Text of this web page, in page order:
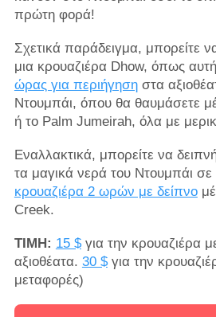
πρώτη φορά!
Σχετικά παράδειγμα, μπορείτε
μια κρουαζιέρα Dhow, όπως
ώρας για περιήγησηστα
Ντουμπάι, όπου θα θαυμάσετε
ή το Palm Jumeirah, όλα με
Εναλλακτικά, μπορείτε να
τα μαγικά νερά του Ντουμπάι σε
κρουαζιέρα 2 ωρών με δείπνο
Creek.
ΤΙΜΗ: 15 $για την κρουαζιέρα
αξιοθέατα. 30 $για την
μεταφορές)